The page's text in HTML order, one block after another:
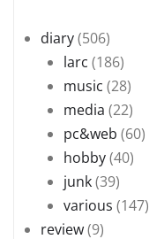
diary(506)
larc (186)
music (28)
media (22)
pc&web (60)
hobby(40)
junk(39)
various (147)
review(9)